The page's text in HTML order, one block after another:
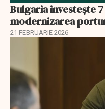
Bulgaria investește
modernizarea
21 FEBRUARIE 2026